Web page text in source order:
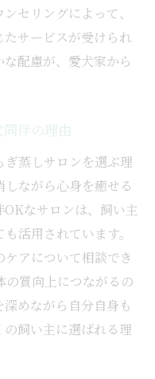
知の魅力
味わう癒しの魅力
ぎ蒸しの利点
広がるリラックス
感じる安心感とは
もぎ蒸しの魅力点
れ注意点まとめ
注意点と対策法
つけたいポイント
の持ち物とマナー
めの準備事項
セリングによって、
サービスが受けられ
配慮が、愛犬家から
伴の理由
蒸しサロンを選ぶ理
ながら心身を癒せる
なサロンは、飼い主
活用されています。
アについて相談でき
の質向上につながるの
めながら自分自身も
飼い主に選ばれる理